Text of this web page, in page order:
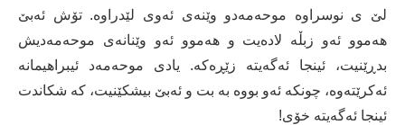
لێ ی نوسراوە موحەمەدو وێنەی ئەوی لێدراوە. تۆش ئەبێ
هەموو ئەو زبڵە لادەیت و هەموو ئەو وێنانەی موحەمەدیش
بدڕێنیت، ئینجا ئەگەیتە زێڕەکە. یادی موحەمەد ئیبراهیمانە
ئەکرێتەوە، چونکە ئەو بووە بە بت و ئەبێ بیشکێنیت، کە شکاندت
ئینجا ئەگەیتە خۆی!